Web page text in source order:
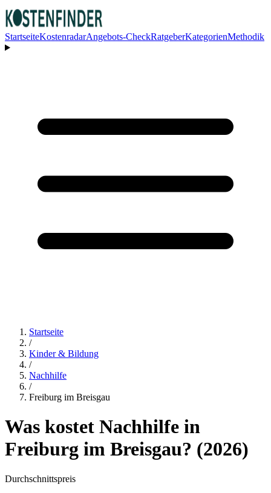
StartseiteKostenradarAngebots-CheckRatgeberKategorienMethodik
Startseite
/
Kinder & Bildung
/
Nachhilfe
/
Freiburg im Breisgau
Was kostet Nachhilfe in
Freiburg im Breisgau? (2026)
Durchschnittspreis